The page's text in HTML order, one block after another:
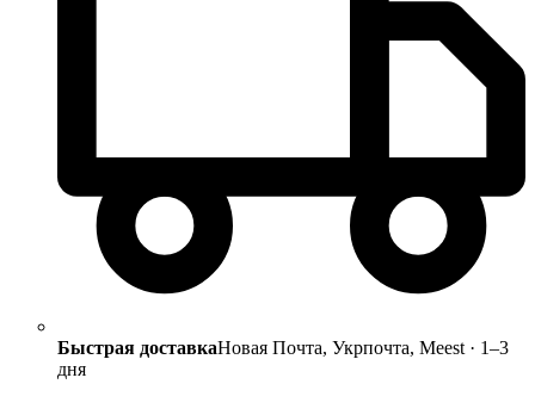
Быстрая доставкаНовая Почта, Укрпочта, Meest · 1–3
дня